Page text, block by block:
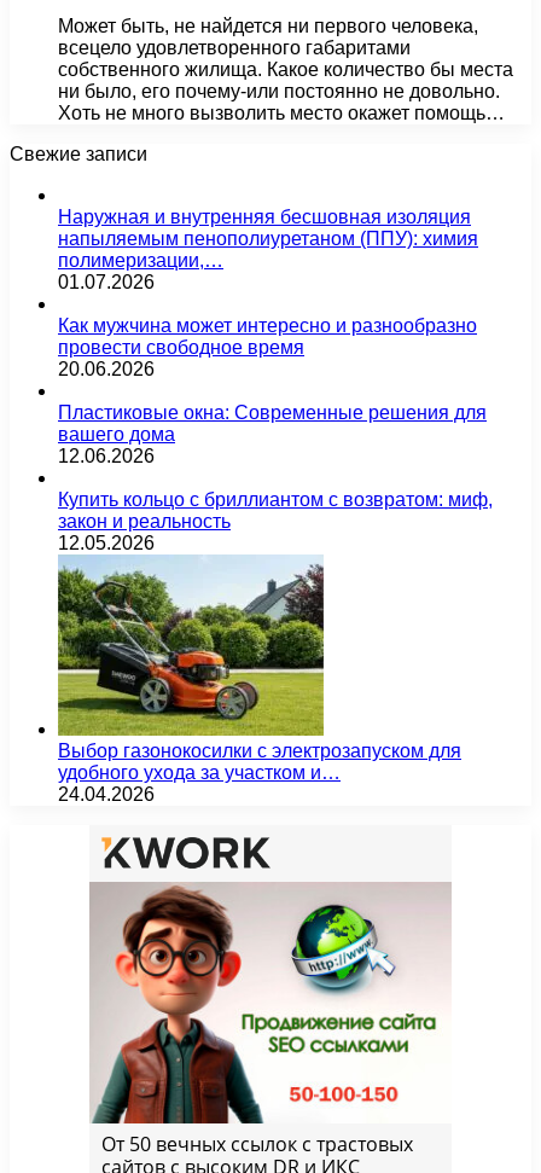
Может быть, не найдется ни первого человека,
всецело удовлетворенного габаритами
собственного жилища. Какое количество бы места
ни было, его почему-или постоянно не довольно.
Хоть не много вызволить место окажет помощь…
Свежие записи
Наружная и внутренняя бесшовная изоляция
напыляемым пенополиуретаном (ППУ): химия
полимеризации,…
01.07.2026
Как мужчина может интересно и разнообразно
провести свободное время
20.06.2026
Пластиковые окна: Современные решения для
вашего дома
12.06.2026
Купить кольцо с бриллиантом с возвратом: миф,
закон и реальность
12.05.2026
Выбор газонокосилки с электрозапуском для
удобного ухода за участком и…
24.04.2026